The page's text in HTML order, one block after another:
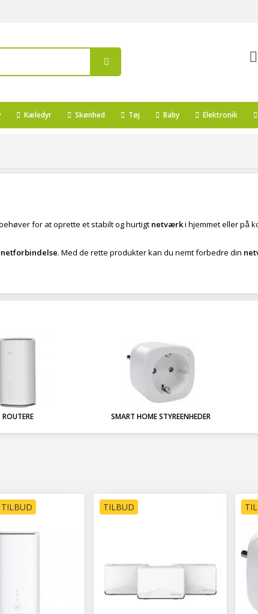
Kæledyr Skønhed Tøj Baby Elektronik
for at oprette et stabilt og hurtigt netværki hjemmet eller på
. Med de rette produkter kan du nemt forbedre din
ROUTERE SMART HOME STYREENHEDER
TILBUD TILBUD